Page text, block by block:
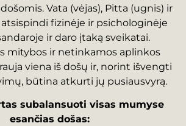
Vata (vėjas), Pitta (ugnis) ir
atsispindi fizinėje ir psichologinėje
ir daro įtaką sveikatai.
mitybos ir netinkamos aplinkos
viena iš došų ir, norint išvengti
būtina atkurti jų pusiausvyrą.
subalansuoti visas mumyse
esančias došas: